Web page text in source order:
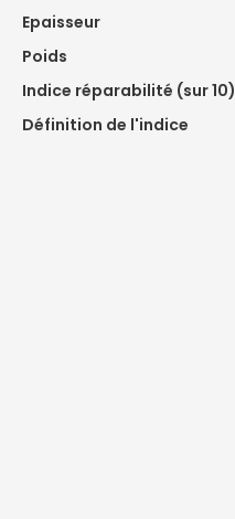
Epaisseur
Poids
Indice réparabilité (sur 10)
Définition de l'indice